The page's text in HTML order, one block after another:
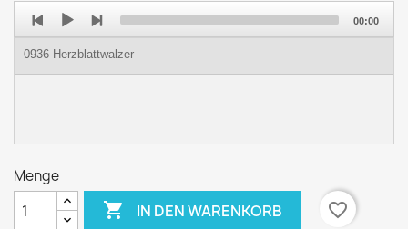
Player
0936 Herzblattwalzer
00:00
Menge
 IN DEN WARENKORB favorite_border